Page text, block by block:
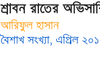
শ্রাবন রাতের
আরিফুল হাসান
বৈশাখ সংখ্যা, এপ্রিল